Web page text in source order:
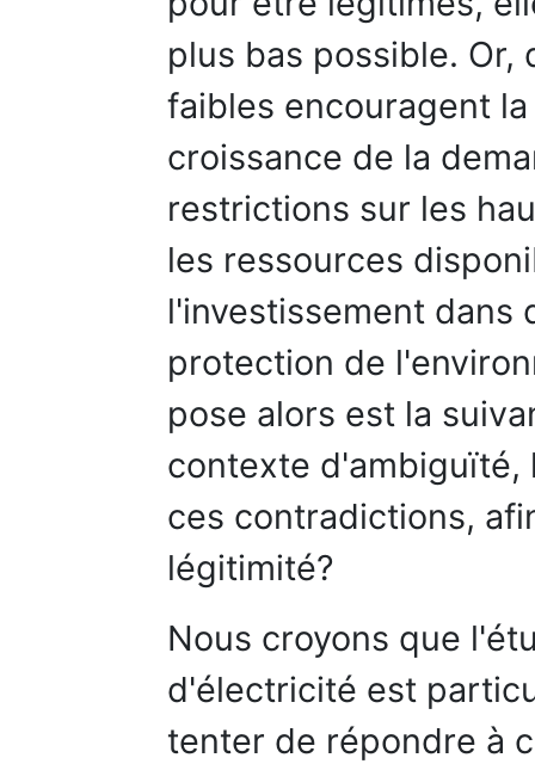
plus bas possible.
faibles encouragent
croissance de la
restrictions sur les
les ressources
l'investissement dans
protection de
pose alors est la
contexte
ces contradictions,
légitimité?
Nous croyons que
d'électricité est
tenter de répondre à